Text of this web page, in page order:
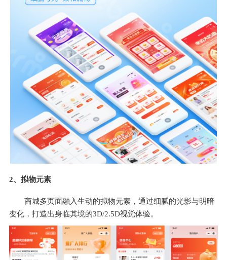
2、拟物元素
商城多页面融入生动的拟物元素，通过细腻的光影与明暗
变化，打造出身临其境的3D/2.5D视觉体验。